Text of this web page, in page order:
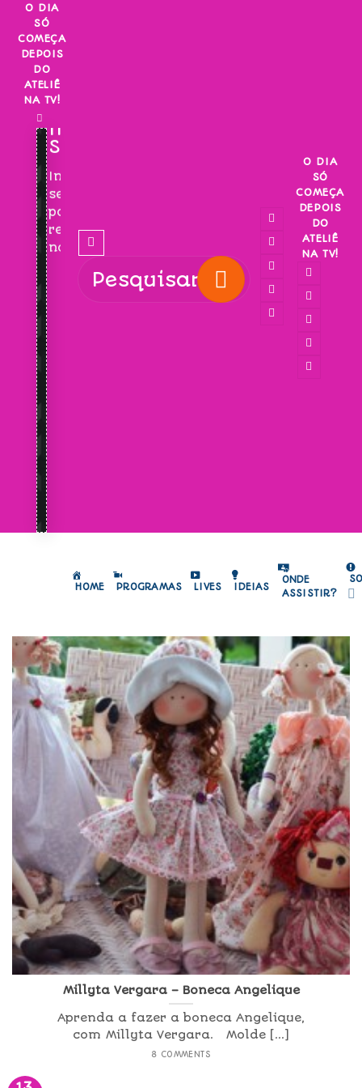
Skip
content
O DIA
SÓ
COMEÇA
DEPOIS
DO
ATELIÊ
NA TV!
INSCREVA-
SE!
Inscreva-
se
para
receber
novidades!
O DIA
SÓ
COMEÇA
DEPOIS
DO
ATELIÊ
NA TV!
HOME PROGRAMAS LIVES IDEIAS
ONDE
ASSISTIR?
Millyta Vergara – Boneca Angelique
Aprenda a fazer a boneca Angelique,
com Millyta Vergara. Molde [...]
8 COMMENTS